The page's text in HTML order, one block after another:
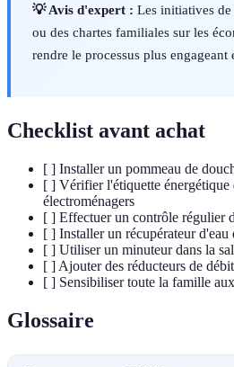
💡 Avis d'expert : Les initiatives
ou des chartes familiales sur les
rendre le processus plus
Checklist avant achat
[ ] Installer un pommeau de
[ ] Vérifier l'étiquette énergétique
électroménagers
[ ] Effectuer un contrôle régulier
[ ] Installer un récupérateur d'eau
[ ] Utiliser un minuteur dans la
[ ] Ajouter des réducteurs de
[ ] Sensibiliser toute la famille
Glossaire